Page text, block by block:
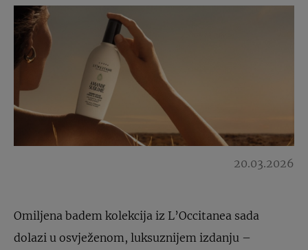
20.03.2026
Omiljena badem kolekcija iz L’Occitanea sada
dolazi u osvježenom, luksuznijem izdanju –